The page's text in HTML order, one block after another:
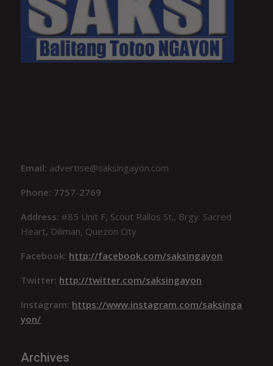
Email: advertise@saksingayon.com
Phone: 7757-2769
Address:#85 Unit F, Scout Rallos St., Brgy. Sacred
Heart, Diliman, Quezon City
Facebook: http://facebook.com/saksingayon
Twitter: http://twitter.com/saksingayon
Instagram: https://www.instagram.com/saksinga
yon/
Archives